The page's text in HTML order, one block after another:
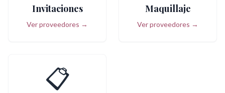
Invitaciones
Ver proveedores →
Maquillaje
Ver proveedores →
📋